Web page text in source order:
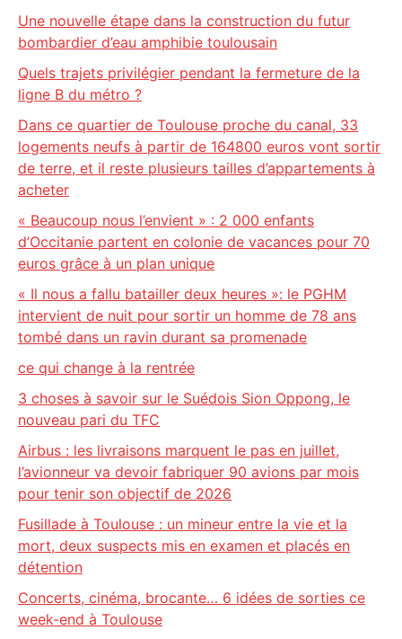
Une nouvelle étape dans la construction du futur
bombardier d’eau amphibie toulousain
Quels trajets privilégier pendant la fermeture de la
ligne B du métro ?
Dans ce quartier de Toulouse proche du canal, 33
logements neufs à partir de 164800 euros vont sortir
de terre, et il reste plusieurs tailles d’appartements à
acheter
« Beaucoup nous l’envient » : 2 000 enfants
d’Occitanie partent en colonie de vacances pour 70
euros grâce à un plan unique
« Il nous a fallu batailler deux heures »: le PGHM
intervient de nuit pour sortir un homme de 78 ans
tombé dans un ravin durant sa promenade
ce qui change à la rentrée
3 choses à savoir sur le Suédois Sion Oppong, le
nouveau pari du TFC
Airbus : les livraisons marquent le pas en juillet,
l’avionneur va devoir fabriquer 90 avions par mois
pour tenir son objectif de 2026
Fusillade à Toulouse : un mineur entre la vie et la
mort, deux suspects mis en examen et placés en
détention
Concerts, cinéma, brocante… 6 idées de sorties ce
week-end à Toulouse